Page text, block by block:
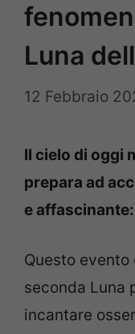
Luna
12 Febbraio
Il cielo di oggi
prepara ad
e
Questo evento
seconda Luna
incantare